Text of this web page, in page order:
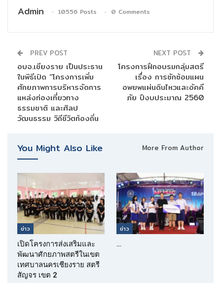
Admin 10556 Posts 0 Comments
PREV POST
อบจ.เชียงราย เป็นประธาน
ในพิธีเปิด “โครงการเพิ่ม
ศักยภาพการบริหารจัดการ
แหล่งท่องเที่ยวทาง
ธรรมชาติ และศิลป
วัฒนธรรม วิถีชีวิตท้องถิ่น
NEXT POST
โครงการฝึกอบรมกลุ่มสตรี
เรื่อง การซักซ้อมแผน
อพยพแผ่นดินไหวและอัคคี
ภัย ปีงบประมาณ 2560
You Might Also Like More From Author
ข่าว
เปิดโครงการส่งเสริมและ
พัฒนาศักยภาพสตรีในเขต
เทศบาลนครเชียงราย สตรี
สัญจร เขต 2
ข่าว
…